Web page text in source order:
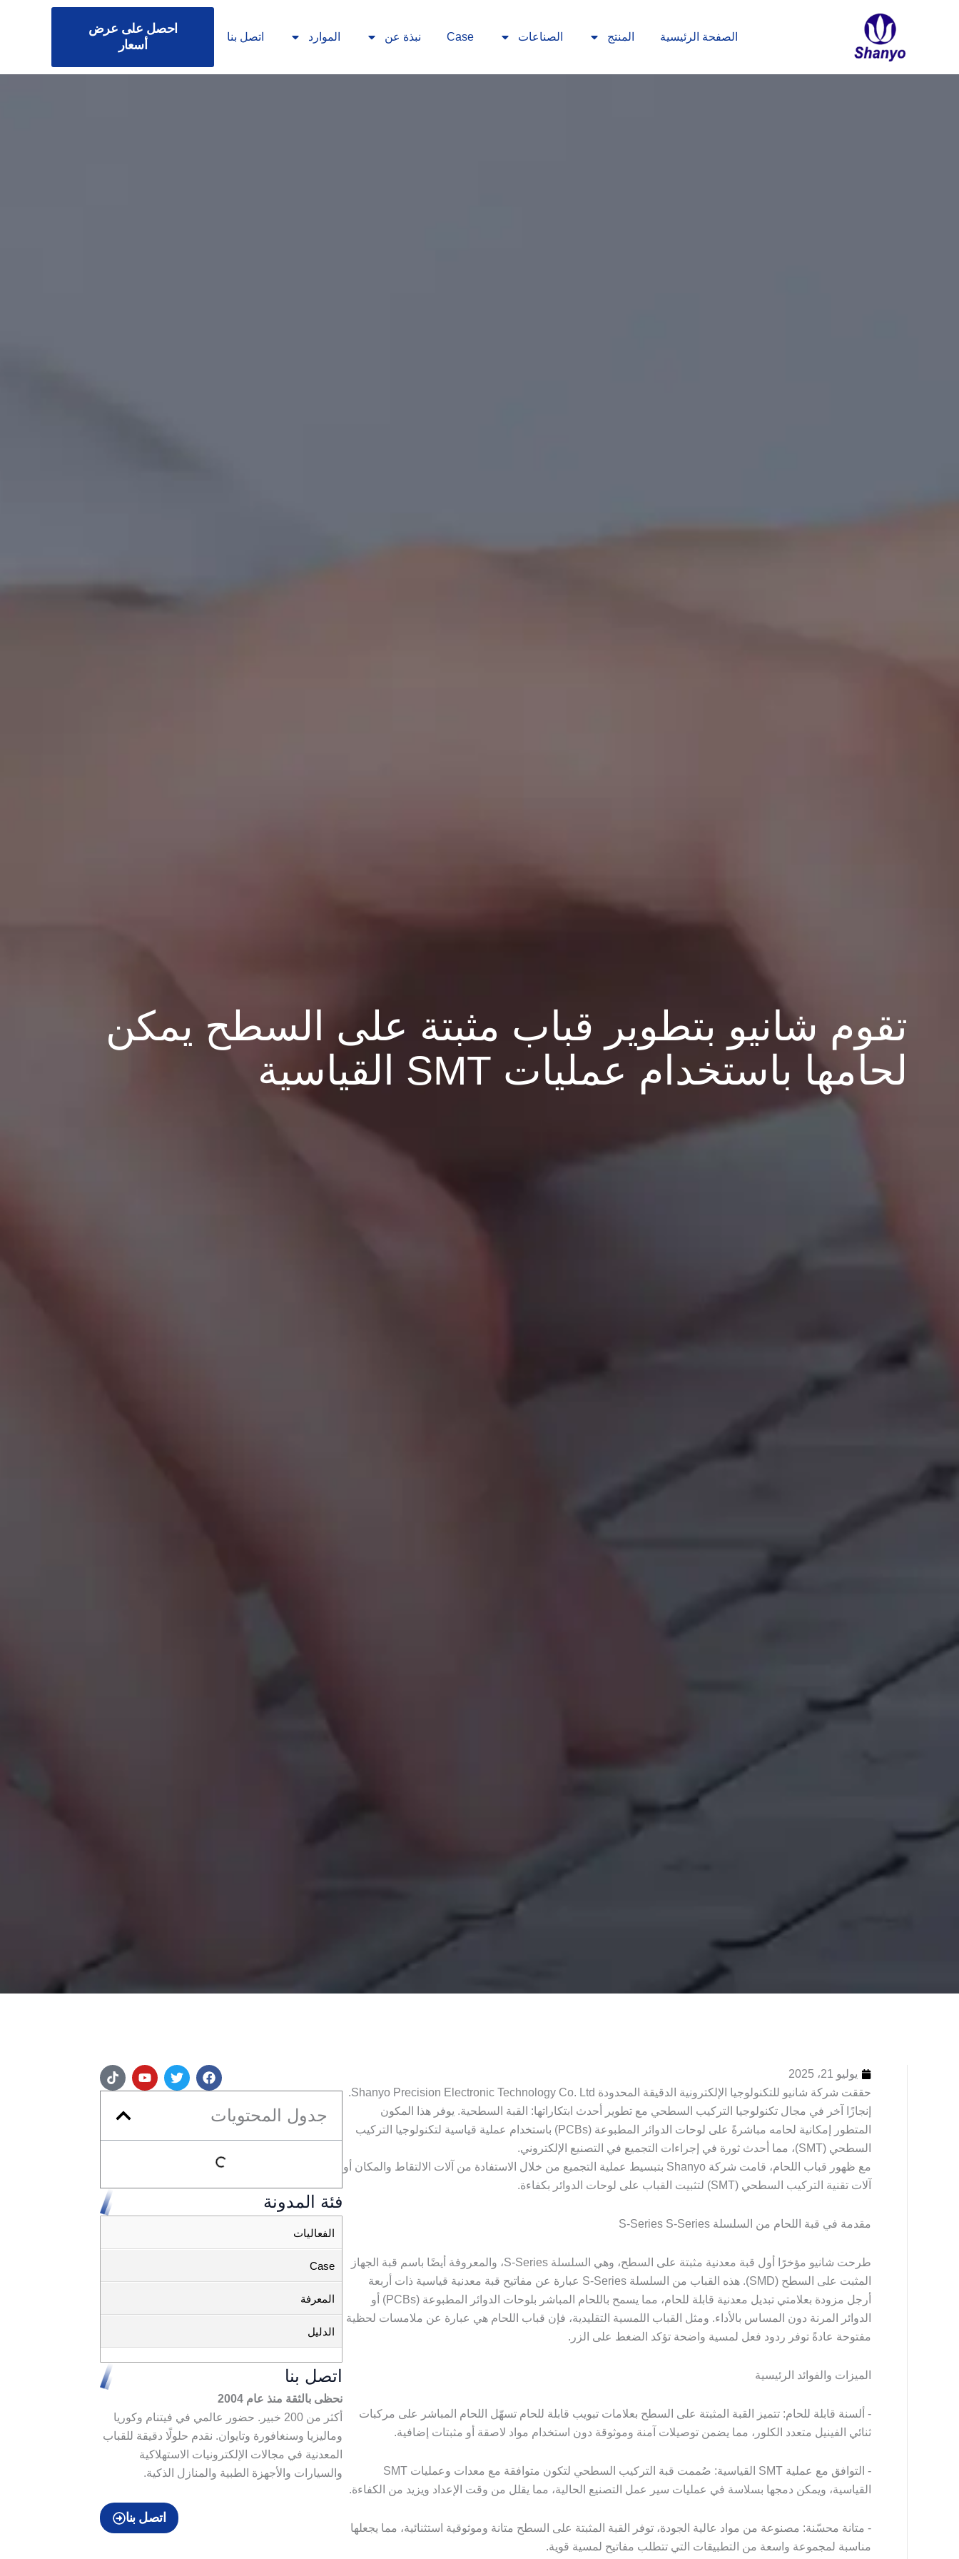
الصفحة الرئيسية المنتج الصناعات Case نبذة عن الموارد اتصل بنا
احصل على عرض
أسعار
تقوم شانيو بتطوير قباب مثبتة على السطح يمكن
لحامها باستخدام عمليات SMT القياسية
يوليو 21، 2025
حققت شركة شانيو للتكنولوجيا الإلكترونية الدقيقة المحدودة Shanyo Precision Electronic Technology Co. Ltd.
إنجازًا آخر في مجال تكنولوجيا التركيب السطحي مع تطوير أحدث ابتكاراتها: القبة السطحية. يوفر هذا المكون
المتطور إمكانية لحامه مباشرةً على لوحات الدوائر المطبوعة (PCBs) باستخدام عملية قياسية لتكنولوجيا التركيب
السطحي (SMT)، مما أحدث ثورة في إجراءات التجميع في التصنيع الإلكتروني.
مع ظهور قباب اللحام، قامت شركة Shanyo بتبسيط عملية التجميع من خلال الاستفادة من آلات الالتقاط والمكان أو
آلات تقنية التركيب السطحي (SMT) لتثبيت القباب على لوحات الدوائر بكفاءة.
مقدمة في قبة اللحام من السلسلة S-Series S-Series
طرحت شانيو مؤخرًا أول قبة معدنية مثبتة على السطح، وهي السلسلة S-Series، والمعروفة أيضًا باسم قبة الجهاز
المثبت على السطح (SMD). هذه القباب من السلسلة S-Series عبارة عن مفاتيح قبة معدنية قياسية ذات أربعة
أرجل مزودة بعلامتي تبديل معدنية قابلة للحام، مما يسمح باللحام المباشر بلوحات الدوائر المطبوعة (PCBs) أو
الدوائر المرنة دون المساس بالأداء. ومثل القباب اللمسية التقليدية، فإن قباب اللحام هي عبارة عن ملامسات لحظية
مفتوحة عادةً توفر ردود فعل لمسية واضحة تؤكد الضغط على الزر.
الميزات والفوائد الرئيسية
- ألسنة قابلة للحام: تتميز القبة المثبتة على السطح بعلامات تبويب قابلة للحام تسهّل اللحام المباشر على مركبات
ثنائي الفينيل متعدد الكلور، مما يضمن توصيلات آمنة وموثوقة دون استخدام مواد لاصقة أو مثبتات إضافية.
- التوافق مع عملية SMT القياسية: صُممت قبة التركيب السطحي لتكون متوافقة مع معدات وعمليات SMT
القياسية، ويمكن دمجها بسلاسة في عمليات سير عمل التصنيع الحالية، مما يقلل من وقت الإعداد ويزيد من الكفاءة.
- متانة محسّنة: مصنوعة من مواد عالية الجودة، توفر القبة المثبتة على السطح متانة وموثوقية استثنائية، مما يجعلها
مناسبة لمجموعة واسعة من التطبيقات التي تتطلب مفاتيح لمسية قوية.
ف
ي
ت
و
ي
و
ت
ي
جدول المحتويات
فئة المدونة
الفعاليات
Case
المعرفة
الدليل
اتصل بنا
نحظى بالثقة منذ عام 2004
أكثر من 200 خبير. حضور عالمي في فيتنام وكوريا
وماليزيا وسنغافورة وتايوان. نقدم حلولًا دقيقة للقباب
المعدنية في مجالات الإلكترونيات الاستهلاكية
والسيارات والأجهزة الطبية والمنازل الذكية.
اتصل بنا